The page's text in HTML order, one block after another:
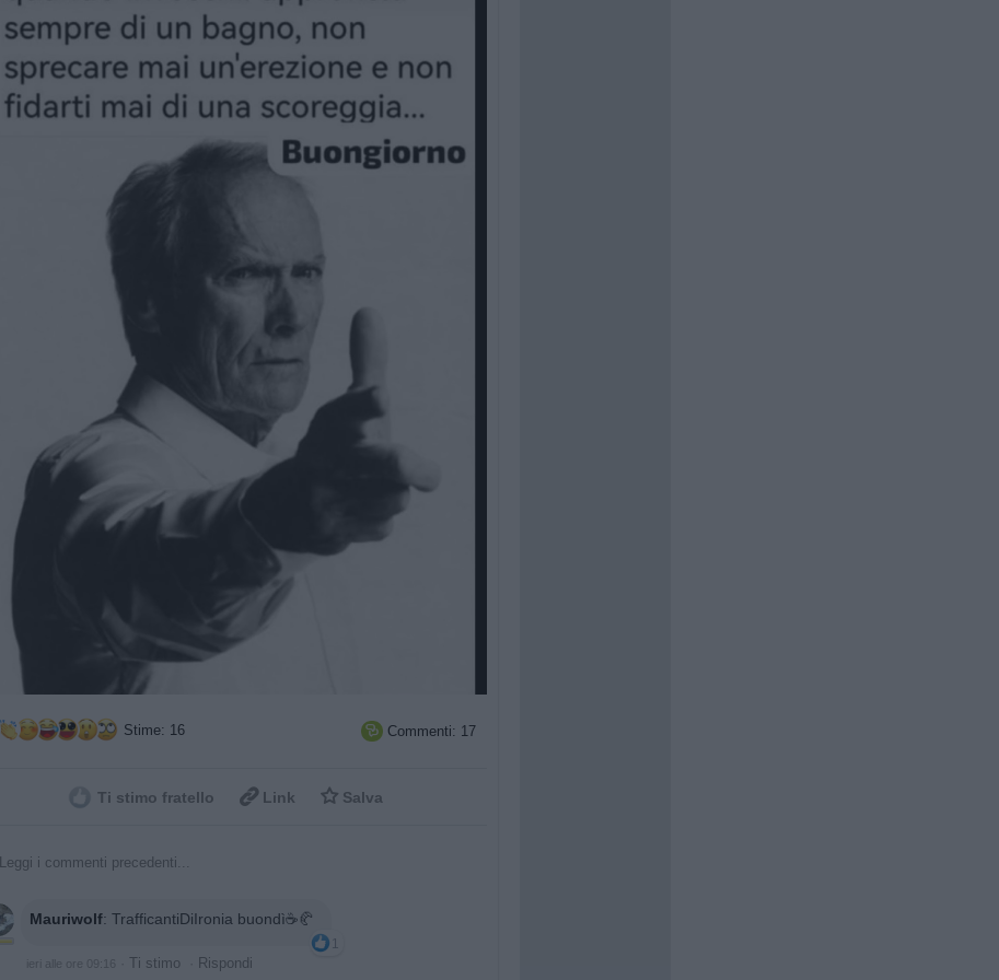
Stime: 16  Commenti: 17
Ti stimo fratello  Link  Salva
Leggi i commenti precedenti...
Mauriwolf: TrafficantiDiIronia buondì☕🥐
1
ieri alle ore 09:16 Ti stimo Rispondi